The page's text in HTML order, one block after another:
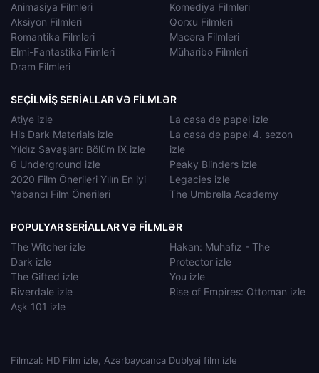
Animasiya Filmleri
Aksiyon Filmleri
Romantika Filmləri
Elmi-Fantastika Fimleri
Dram Filmleri
Komediya Filmleri
Qorxu Filmleri
Macəra Filmleri
Müharibə Filmleri
SEÇILMIŞ SERIALLAR VƏ FILMLƏR
Atiye izle
His Dark Materials izle
Yıldız Savaşları: Bölüm IX izle
6 Underground izle
2020 Film Önerileri Yılın En iyi
Yabancı Film Önerileri
La casa de papel izle
La casa de papel 4. sezon
izle
Peaky Blinders izle
Legacies izle
The Umbrella Academy
POPULYAR SERIALLAR VƏ FILMLƏR
The Witcher izle
Dark izle
The Gifted izle
Riverdale izle
Aşk 101 izle
Hakan: Muhafız - The
Protector izle
You izle
Rise of Empires: Ottoman izle
Filmzal: HD Film izle, Azərbaycanca Dublyaj film izle